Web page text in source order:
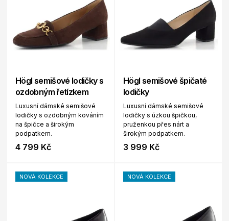
Högl semišové lodičky s
ozdobným řetízkem
Luxusní dámské semišové
lodičky s ozdobným kováním
na špičce a širokým
podpatkem.
4 799 Kč
Högl semišové špičaté
lodičky
Luxusní dámské semišové
lodičky s úzkou špičkou,
pruženkou přes nárt a
širokým podpatkem.
3 999 Kč
NOVÁ KOLEKCE NOVÁ KOLEKCE